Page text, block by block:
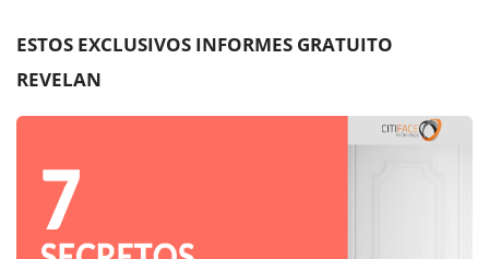
ESTOS EXCLUSIVOS INFORMES GRATUITO
REVELAN